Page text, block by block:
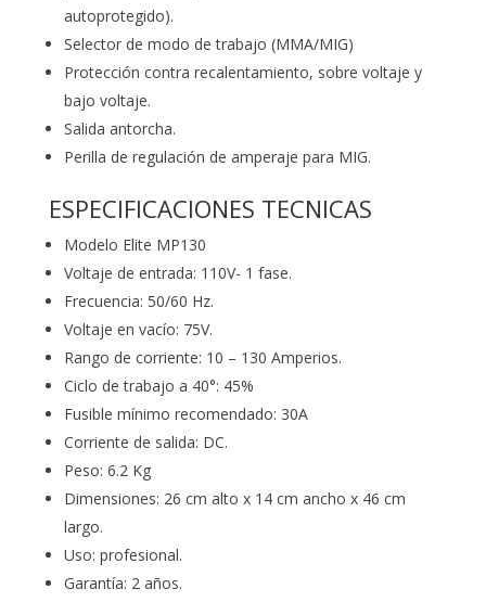
autoprotegido).
Selector de modo de trabajo (MMA/MIG)
Protección contra recalentamiento, sobre voltaje y
bajo voltaje.
Salida antorcha.
Perilla de regulación de amperaje para MIG.
ESPECIFICACIONES TECNICAS
Modelo Elite MP130
Voltaje de entrada: 110V- 1 fase.
Frecuencia: 50/60 Hz.
Voltaje en vacío: 75V.
Rango de corriente: 10 – 130 Amperios.
Ciclo de trabajo a 40°: 45%
Fusible mínimo recomendado: 30A
Corriente de salida: DC.
Peso: 6.2 Kg
Dimensiones: 26 cm alto x 14 cm ancho x 46 cm
largo.
Uso: profesional.
Garantía: 2 años.